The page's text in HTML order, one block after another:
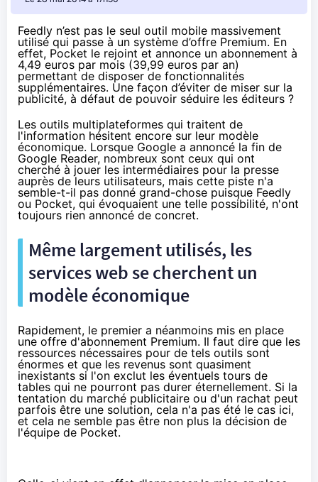
Feedly n’est pas le seul outil mobile massivement
utilisé qui passe à un système d’offre Premium. En
effet, Pocket le rejoint et annonce un abonnement à
4,49 euros par mois (39,99 euros par an)
permettant de disposer de fonctionnalités
supplémentaires. Une façon d’éviter de miser sur la
publicité, à défaut de pouvoir séduire les éditeurs ?
Les outils multiplateformes qui traitent de
l'information hésitent encore sur leur modèle
économique. Lorsque Google a annoncé la fin de
Google Reader, nombreux sont ceux qui ont
cherché à jouer les intermédiaires pour la presse
auprès de leurs utilisateurs, mais cette piste n'a
semble-t-il pas donné grand-chose puisque Feedly
ou Pocket, qui évoquaient une telle possibilité, n'ont
toujours rien annoncé de concret.
Même largement utilisés, les
services web se cherchent un
modèle économique
Rapidement, le premier a néanmoins mis en place
une offre d'abonnement Premium. Il faut dire que les
ressources nécessaires pour de tels outils sont
énormes et que les revenus sont quasiment
inexistants si l'on exclut les éventuels tours de
tables qui ne pourront pas durer éternellement. Si la
tentation du marché publicitaire ou d'un rachat peut
parfois être une solution, cela n'a pas été le cas ici,
et cela ne semble pas être non plus la décision de
l'équipe de Pocket.